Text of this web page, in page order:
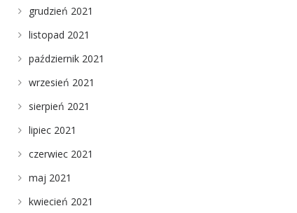
grudzień 2021
listopad 2021
październik 2021
wrzesień 2021
sierpień 2021
lipiec 2021
czerwiec 2021
maj 2021
kwiecień 2021